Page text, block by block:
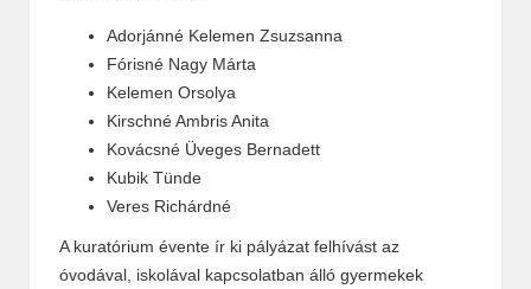
Adorjánné Kelemen Zsuzsanna
Fórisné Nagy Márta
Kelemen Orsolya
Kirschné Ambris Anita
Kovácsné Üveges Bernadett
Kubik Tünde
Veres Richárdné
A kuratórium évente ír ki pályázat felhívást az
óvodával, iskolával kapcsolatban álló gyermekek